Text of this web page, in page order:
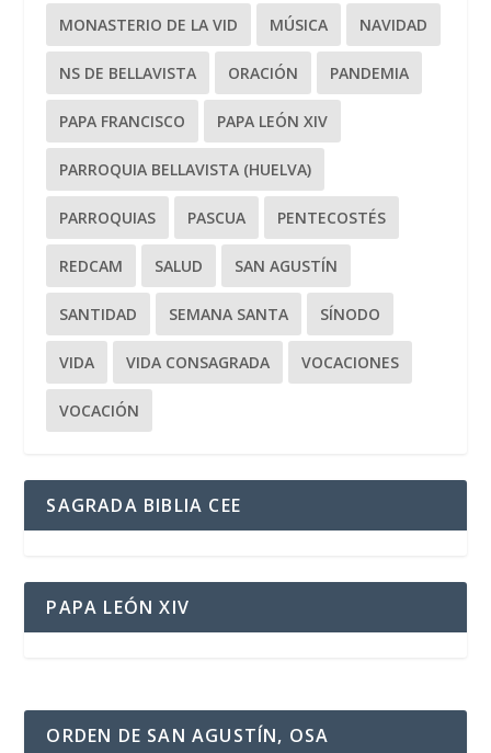
MONASTERIO DE LA VID MÚSICA NAVIDAD
NS DE BELLAVISTA ORACIÓN PANDEMIA
PAPA FRANCISCO PAPA LEÓN XIV
PARROQUIA BELLAVISTA (HUELVA)
PARROQUIAS PASCUA PENTECOSTÉS
REDCAM SALUD SAN AGUSTÍN
SANTIDAD SEMANA SANTA SÍNODO
VIDA VIDA CONSAGRADA VOCACIONES
VOCACIÓN
SAGRADA BIBLIA CEE
PAPA LEÓN XIV
ORDEN DE SAN AGUSTÍN, OSA